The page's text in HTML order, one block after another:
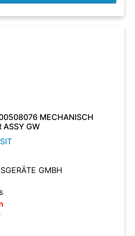
MECHANISCH
ASSY GW
GMBH